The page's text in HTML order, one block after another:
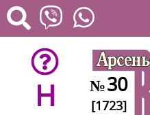
H №30
[1723]